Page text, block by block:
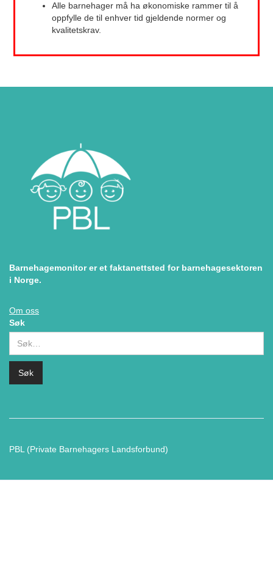
Alle barnehager må ha økonomiske rammer til å
oppfylle de til enhver tid gjeldende normer og
kvalitetskrav.
Barnehagemonitor er et faktanettsted for barnehagesektoren
i Norge.
Om oss
Søk
PBL (Private Barnehagers Landsforbund)